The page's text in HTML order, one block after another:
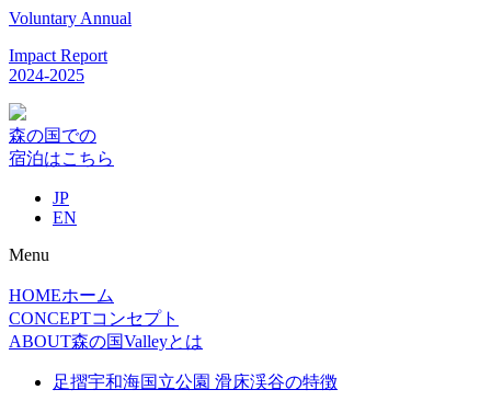
Voluntary Annual
Impact Report
2024-2025
森の国での
宿泊はこちら
JP
EN
Menu
HOMEホーム
CONCEPTコンセプト
ABOUT森の国Valleyとは
足摺宇和海国立公園 滑床渓谷の特徴